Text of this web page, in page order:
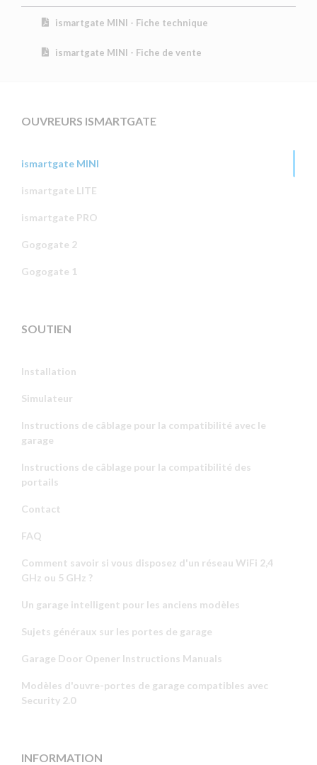
ismartgate MINI - Fiche technique
ismartgate MINI - Fiche de vente
OUVREURS ISMARTGATE
ismartgate MINI
ismartgate LITE
ismartgate PRO
Gogogate 2
Gogogate 1
SOUTIEN
Installation
Simulateur
Instructions de câblage pour la compatibilité avec le
garage
Instructions de câblage pour la compatibilité des
portails
Contact
FAQ
Comment savoir si vous disposez d'un réseau WiFi 2,4
GHz ou 5 GHz ?
Un garage intelligent pour les anciens modèles
Sujets généraux sur les portes de garage
Garage Door Opener Instructions Manuals
Modèles d'ouvre-portes de garage compatibles avec
Security 2.0
INFORMATION